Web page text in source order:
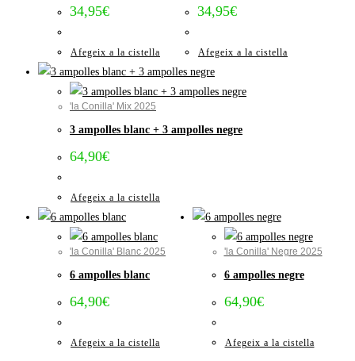
34,95€
Afegeix a la cistella
34,95€
Afegeix a la cistella
'la Conilla' Mix 2025
3 ampolles blanc + 3 ampolles negre
64,90€
Afegeix a la cistella
'la Conilla' Blanc 2025
6 ampolles blanc
64,90€
Afegeix a la cistella
'la Conilla' Negre 2025
6 ampolles negre
64,90€
Afegeix a la cistella